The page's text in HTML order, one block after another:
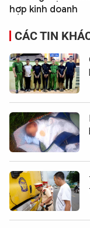
hợp kinh doanh
CÁC TIN